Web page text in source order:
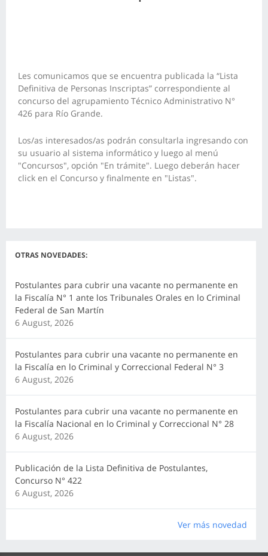
Les comunicamos que se encuentra publicada la “Lista
Definitiva de Personas Inscriptas” correspondiente al
concurso del agrupamiento Técnico Administrativo N°
426 para Río Grande.
Los/as interesados/as podrán consultarla ingresando con
su usuario al sistema informático y luego al menú
"Concursos", opción "En trámite". Luego deberán hacer
click en el Concurso y finalmente en "Listas".
OTRAS NOVEDADES:
Postulantes para cubrir una vacante no permanente en
la Fiscalía N° 1 ante los Tribunales Orales en lo Criminal
Federal de San Martín
6 August, 2026
Postulantes para cubrir una vacante no permanente en
la Fiscalía en lo Criminal y Correccional Federal N° 3
6 August, 2026
Postulantes para cubrir una vacante no permanente en
la Fiscalía Nacional en lo Criminal y Correccional N° 28
6 August, 2026
Publicación de la Lista Definitiva de Postulantes,
Concurso N° 422
6 August, 2026
Ver más novedad